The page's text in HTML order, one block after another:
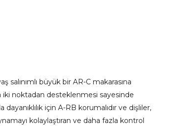
büyük bir AR-C makarasına
iki noktadan desteklenmesi sayesinde
için A-RB korumalıdır ve dişliler,
kolaylaştıran ve daha fazla kontrol